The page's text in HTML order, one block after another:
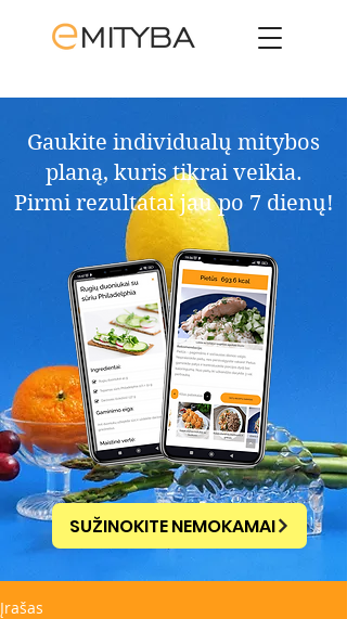
Gaukite individualų mitybos
planą, kuris tikrai veikia.​
Pirmi rezultatai jau po 7 dienų!
SUŽINOKITE NEMOKAMAI
Įrašas